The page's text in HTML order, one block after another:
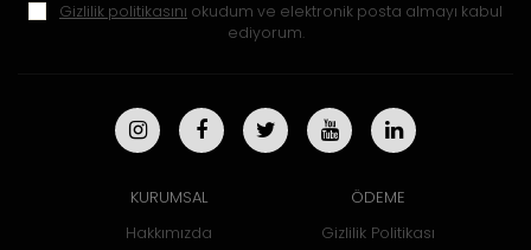
Gizlilik politikasını okudum ve elektronik posta almayı kabul
ediyorum.
KURUMSAL
Hakkımızda
ÖDEME
Gizlilik Politikası